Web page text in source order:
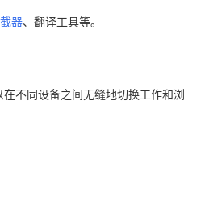
器、翻译工具等。
不同设备之间无缝地切换工作和浏